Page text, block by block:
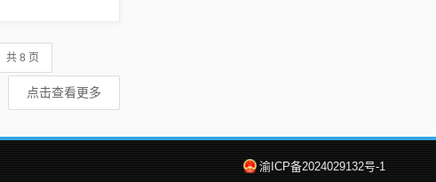
共 8 页
点击查看更多
渝ICP备2024029132号-1